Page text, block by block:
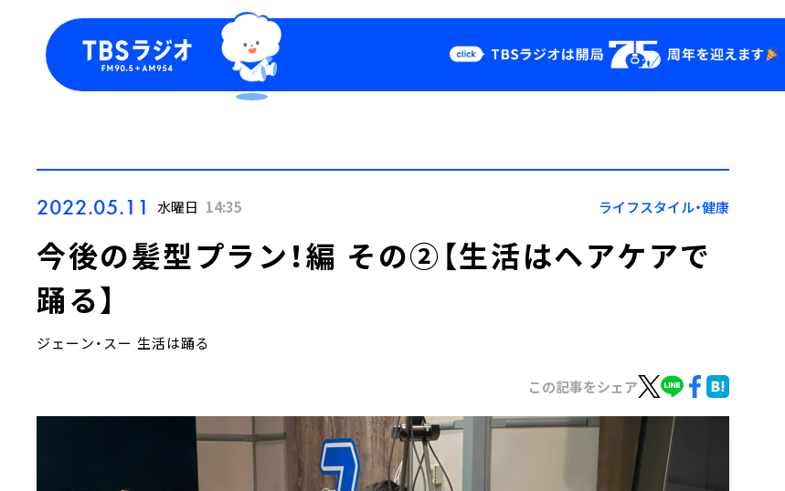
Podcast
YouTube
会社情報
2022.05.11 水曜日 14:35 ライフスタイル・健康
今後の髪型プラン！編 その②【生活はヘアケアで
踊る】
ジェーン・スー 生活は踊る
この記事をシェア